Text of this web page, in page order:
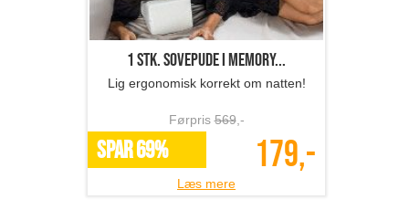
1 stk. sovepude i memory...
Lig ergonomisk korrekt om natten!
Førpris569,-
SPAR 69% 179,-
Læs mere